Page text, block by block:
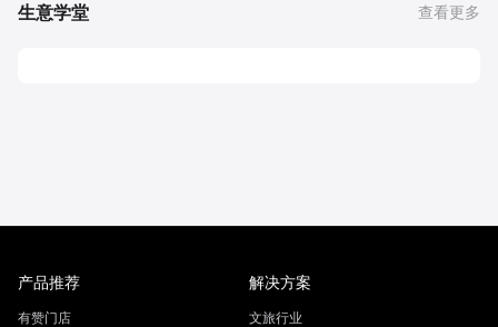
生意学堂 查看更多
产品推荐
有赞门店
解决方案
文旅行业